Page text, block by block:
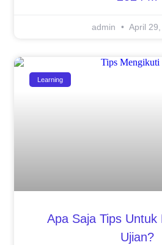
admin April
Learning
Apa Saja Tips Untuk
Ujian?